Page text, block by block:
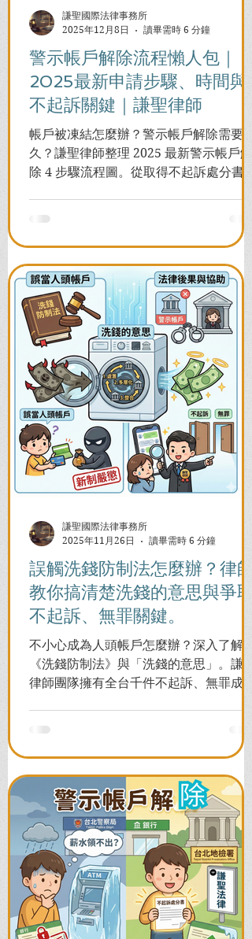
警示帳戶解除流程懶人包｜
2025最新申請步驟、時間與
不起訴關鍵｜謙聖律師
帳戶被凍結怎麼辦？警示帳戶解除需要多
久？謙聖律師整理 2025 最新警示帳戶解
除 4 步驟流程圖。從取得不起訴處分書到
謙聖國際法律事務所
2025年12月8日
讀畢需時 6 分鐘
誤觸洗錢防制法怎麼辦？律師
教你搞清楚洗錢的意思與爭取
不起訴、無罪關鍵。
不小心成為人頭帳戶怎麼辦？深入了解
《洗錢防制法》與「洗錢的意思」。謙聖
律師團隊擁有全台千件不起訴、無罪成功
謙聖國際法律事務所
2025年11月26日
讀畢需時 6 分鐘